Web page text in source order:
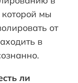
которой мы
от
в
ли